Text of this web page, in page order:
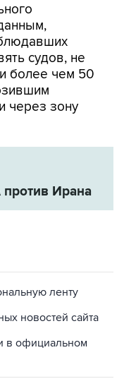
судов, не
более чем 50
через зону
Ирана
ленту
новостей сайта
в официальном